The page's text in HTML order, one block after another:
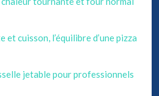
cuisson, l’équilibre d’une pizza
jetable pour professionnels